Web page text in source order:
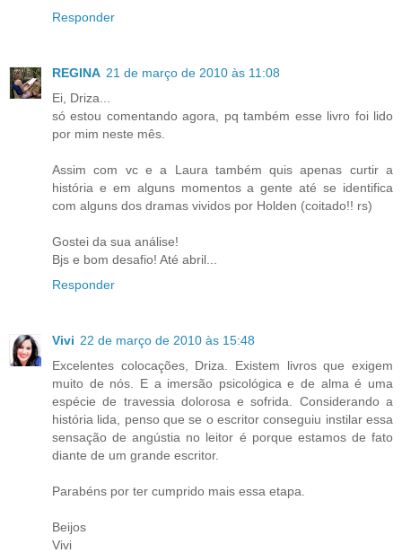
Responder
REGINA 21 de março de 2010 às 11:08
Ei, Driza...
só estou comentando agora, pq também esse livro foi lido
por mim neste mês.
Assim com vc e a Laura também quis apenas curtir a
história e em alguns momentos a gente até se identifica
com alguns dos dramas vividos por Holden (coitado!! rs)
Gostei da sua análise!
Bjs e bom desafio! Até abril...
Responder
Vivi 22 de março de 2010 às 15:48
Excelentes colocações, Driza. Existem livros que exigem
muito de nós. E a imersão psicológica e de alma é uma
espécie de travessia dolorosa e sofrida. Considerando a
história lida, penso que se o escritor conseguiu instilar essa
sensação de angústia no leitor é porque estamos de fato
diante de um grande escritor.
Parabéns por ter cumprido mais essa etapa.
Beijos
Vivi